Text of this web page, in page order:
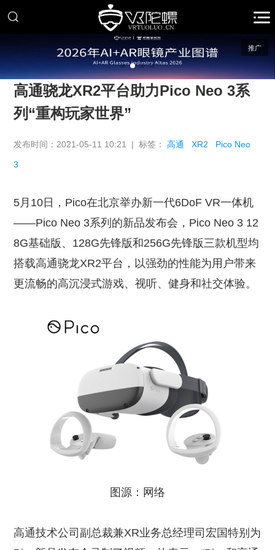
推广
高通骁龙XR2平台助力Pico Neo 3系
列“重构玩家世界”
发布时间：2021-05-11 10:21 | 标签：高通 XR2 Pico Neo
3
5月10日，Pico在北京举办新一代6DoF VR一体机
——Pico Neo 3系列的新品发布会，Pico Neo 3 12
8G基础版、128G先锋版和256G先锋版三款机型均
搭载高通骁龙XR2平台，以强劲的性能为用户带来
更流畅的高沉浸式游戏、视听、健身和社交体验。
图源：网络
高通技术公司副总裁兼XR业务总经理司宏国特别为